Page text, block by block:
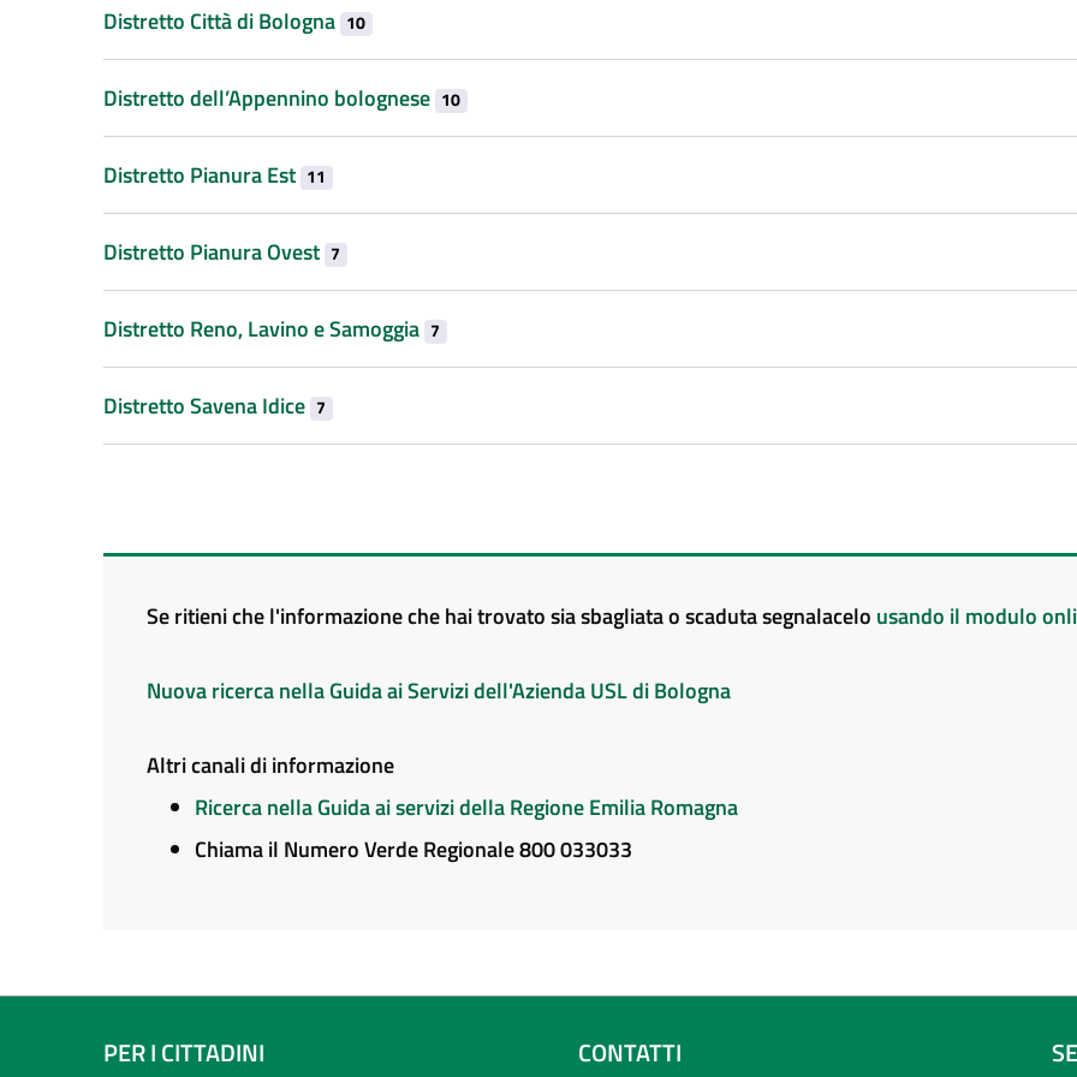
Distretto Città di Bologna 10
Distretto dell’Appennino bolognese 10
Distretto Pianura Est 11
Distretto Pianura Ovest 7
Distretto Reno, Lavino e Samoggia 7
Distretto Savena Idice 7
Se ritieni che l'informazione che hai trovato sia sbagliata o scaduta segnalacelo usando il modulo
Nuova ricerca nella Guida ai Servizi dell'Azienda USL di Bologna
Altri canali di informazione
Ricerca nella Guida ai servizi della Regione Emilia Romagna
Chiama il Numero Verde Regionale 800 033033
PER I CITTADINI CONTATTI